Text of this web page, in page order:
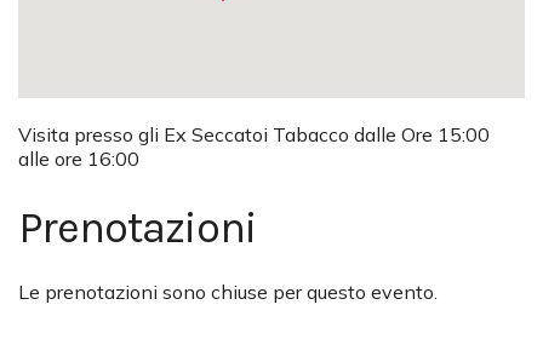
Visita presso gli Ex Seccatoi Tabacco dalle Ore 15:00
alle ore 16:00
Prenotazioni
Le prenotazioni sono chiuse per questo evento.